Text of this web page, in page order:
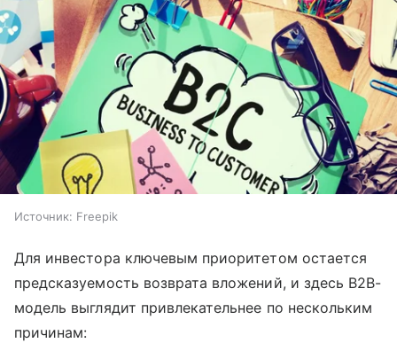
Источник: Freepik
Для инвестора ключевым приоритетом остается
предсказуемость возврата вложений, и здесь B2B-
модель выглядит привлекательнее по нескольким
причинам: